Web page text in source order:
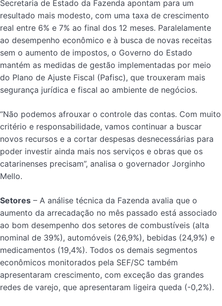
Secretaria de Estado da Fazenda apontam para um
resultado mais modesto, com uma taxa de crescimento
real entre 6% e 7% ao final dos 12 meses. Paralelamente
ao desempenho econômico e à busca de novas receitas
sem o aumento de impostos, o Governo do Estado
mantém as medidas de gestão implementadas por meio
do Plano de Ajuste Fiscal (Pafisc), que trouxeram mais
segurança jurídica e fiscal ao ambiente de negócios.
“Não podemos afrouxar o controle das contas. Com muito
critério e responsabilidade, vamos continuar a buscar
novos recursos e a cortar despesas desnecessárias para
poder investir ainda mais nos serviços e obras que os
catarinenses precisam”, analisa o governador Jorginho
Mello.
Setores – A análise técnica da Fazenda avalia que o
aumento da arrecadação no mês passado está associado
ao bom desempenho dos setores de combustíveis (alta
nominal de 39%), automóveis (26,9%), bebidas (24,9%) e
medicamentos (19,4%). Todos os demais segmentos
econômicos monitorados pela SEF/SC também
apresentaram crescimento, com exceção das grandes
redes de varejo, que apresentaram ligeira queda (-0,2%).